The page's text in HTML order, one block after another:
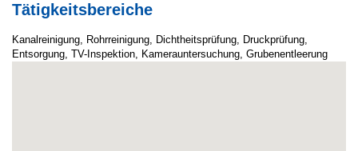
Tätigkeitsbereiche
Kanalreinigung, Rohrreinigung, Dichtheitsprüfung, Druckprüfung,
Entsorgung, TV-Inspektion, Kamerauntersuchung, Grubenentleerung